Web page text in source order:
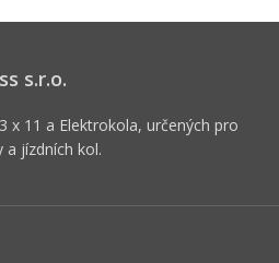
s.r.o.
x 11 a Elektrokola, určených pro
a jízdních kol.